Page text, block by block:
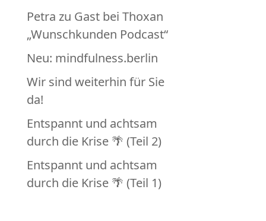
Petra zu Gast bei Thoxan
„Wunschkunden Podcast“
Neu: mindfulness.berlin
Wir sind weiterhin für Sie
da!
Entspannt und achtsam
durch die Krise 🌴 (Teil 2)
Entspannt und achtsam
durch die Krise 🌴 (Teil 1)